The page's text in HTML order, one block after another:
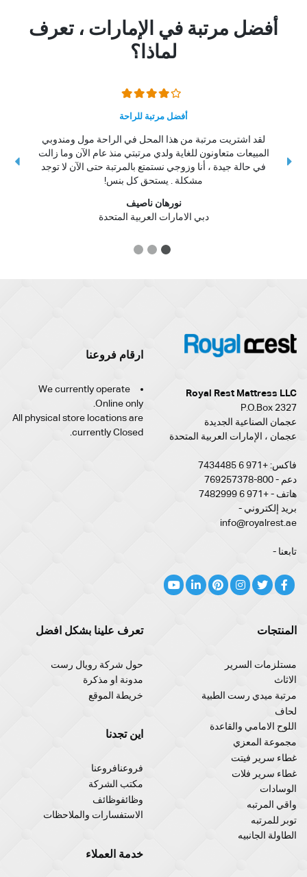
أفضل مرتبة في الإمارات ، تعرف
لماذا؟
أفضل مرتبة للراحة
لقد اشتريت مرتبة من هذا المحل في الراحة مول ومندوبي
المبيعات متعاونون للغاية ولدي مرتبتي منذ عام الآن وما زالت
في حالة جيدة ، أنا وزوجي نستمتع بالمرتبة حتى الآن لا توجد
مشكلة . يستحق كل بنس!
نورهان ناصيف
دبي الامارات العربية المتحدة
1
2
3
Royal Rest Mattress LLC
P.O.Box 2327
عجمان الصناعية الجديدة
عجمان ، الإمارات العربية المتحدة
فاكس: +971 6 7434485
دعم - 800-769257378
هاتف - +971 6 7482999
بريد إلكتروني -
info@royalrest.ae
تابعنا -
ارقام فروعنا
We currently operate
Online only.
All physical store locations are
currently Closed.
المنتجات
مستلزمات السرير
الاثاث
مرتبة ميدي رست الطبية
لحاف
اللوح الامامي والقاعدة
مجموعة المعزي
غطاء سرير فيتت
غطاء سرير فلات
الوسادات
واقي المرتبه
توبر للمرتبه
الطاولة الجانبيه
تعرف علينا بشكل افضل
حول شركة رويال رست
مدونة او مذكرة
خريطة الموقع
اين تجدنا
فروعنافروعنا
مكتب الشركة
وظائفوظائف
الاستفسارات والملاحظات
خدمة العملاء